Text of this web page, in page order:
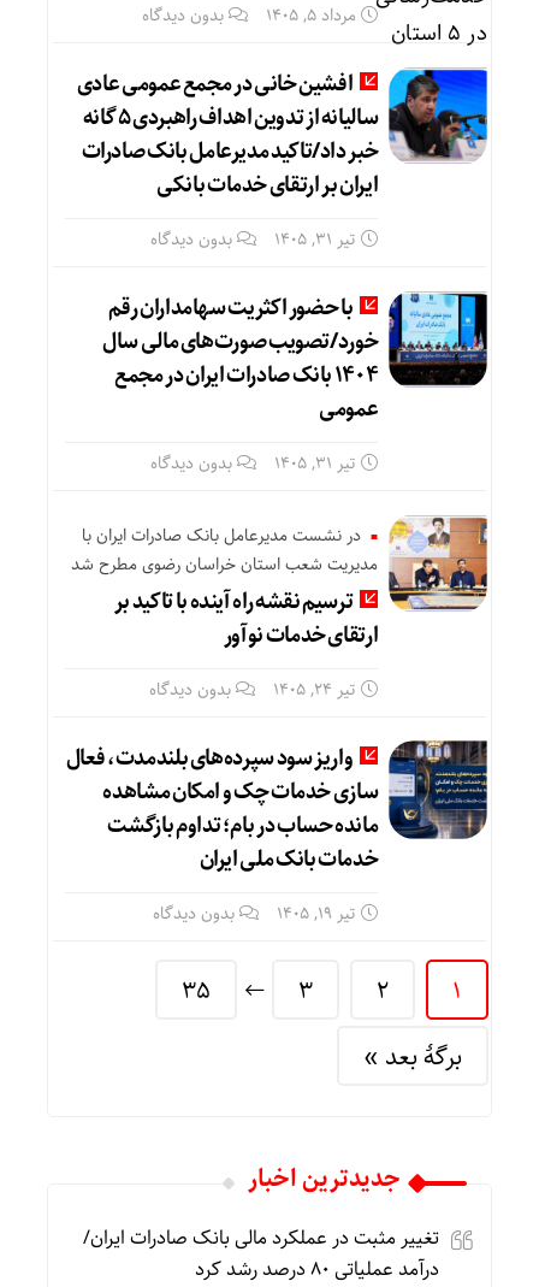
مرداد ۵, ۱۴۰۵ بدون دیدگاه
​افشین خانی در مجمع عمومی عادی
سالیانه از تدوین اهداف راهبردی ۵ گانه
خبر داد​/تاکید مدیرعامل بانک صادرات
ایران بر ارتقای خدمات بانکی​
تیر ۳۱, ۱۴۰۵ بدون دیدگاه
با حضور اکثریت سهامداران رقم
خورد/تصویب صورت‌های مالی سال
۱۴۰۴ بانک صادرات ایران در مجمع
عمومی
تیر ۳۱, ۱۴۰۵ بدون دیدگاه
در نشست مدیرعامل بانک صادرات ایران با
مدیریت شعب استان خراسان رضوی مطرح شد
ترسیم نقشه راه آینده با تاکید بر
ارتقای خدمات نوآور
تیر ۲۴, ۱۴۰۵ بدون دیدگاه
واریز سود سپرده‌های بلندمدت، فعال
سازی خدمات چک و امکان مشاهده
مانده حساب در بام؛ تداوم بازگشت
خدمات بانک ملی ایران
تیر ۱۹, ۱۴۰۵ بدون دیدگاه
1
2
3
35
برگهٔ بعد »
جديدترين اخبار
تغییر مثبت در عملکرد مالی بانک صادرات ایران/
درآمد عملیاتی ۸۰ درصد رشد کرد